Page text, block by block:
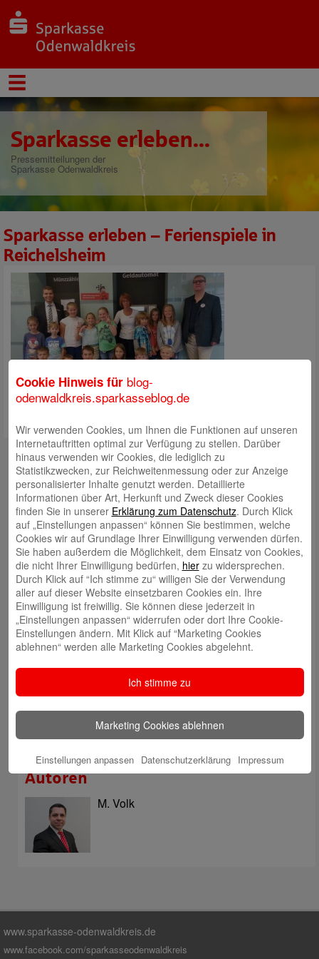
Sparkasse erleben...
Pressemitteilungen der
Sparkasse Odenwaldkreis
Sparkasse erleben – Ferienspiele in
Reichelsheim
Kontakt
mail@sparkasse-odenwaldkreis.de
Telefon: 06062 500
Auch per WhatsApp erreichbar!
Neueste Beiträge
Sparkassen Kino Open-Air-Sommer 2026 startet
Öffnungszeiten der Sparkasse zum Wiesenmarkt
Herausragende Vertriebsleistung in Jahr 2025: Team
des ImmobilienCenter der Sparkasse Odenwaldkreis
Digitale Apotheke in der Sparkassen-Geschäftsstelle
Sparkasse stärkt das soziale Miteinander im
Odenwaldkreis
Autoren
M. Volk
www.sparkasse-odenwaldkreis.de
www.facebook.com/sparkasseodenwaldkreis
Cookie Hinweis für blog-
odenwaldkreis.sparkasseblog.de
Wir verwenden Cookies, um Ihnen die Funktionen auf unseren
Internetauftritten optimal zur Verfügung zu stellen. Darüber
hinaus verwenden wir Cookies, die lediglich zu
Statistikzwecken, zur Reichweitenmessung oder zur Anzeige
personalisierter Inhalte genutzt werden. Detaillierte
Informationen über Art, Herkunft und Zweck dieser Cookies
finden Sie in unserer Erklärung zum Datenschutz. Durch Klick
auf „Einstellungen anpassen“ können Sie bestimmen, welche
Cookies wir auf Grundlage Ihrer Einwilligung verwenden dürfen.
Sie haben außerdem die Möglichkeit, dem Einsatz von Cookies,
die nicht Ihrer Einwilligung bedürfen, hierzu widersprechen.
Durch Klick auf “Ich stimme zu“ willigen Sie der Verwendung
aller auf dieser Website einsetzbaren Cookies ein. Ihre
Einwilligung ist freiwillig. Sie können diese jederzeit in
„Einstellungen anpassen“ widerrufen oder dort Ihre Cookie-
Einstellungen ändern. Mit Klick auf “Marketing Cookies
ablehnen“ werden alle Marketing Cookies abgelehnt.
Ich stimme zu
Marketing Cookies ablehnen
Einstellungen anpassen Datenschutzerklärung Impressum